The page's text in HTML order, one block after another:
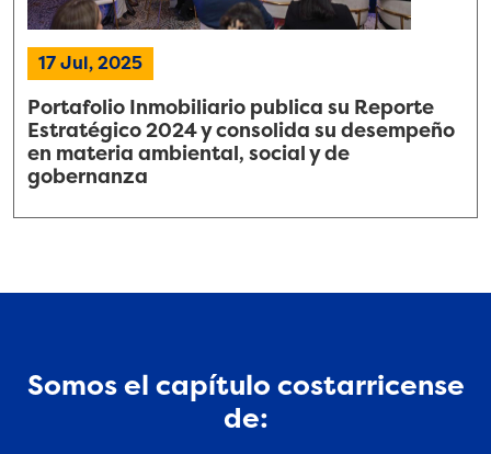
17 Jul, 2025
Portafolio Inmobiliario publica su Reporte
Estratégico 2024 y consolida su desempeño
en materia ambiental, social y de
gobernanza
Somos el capítulo costarricense
de: